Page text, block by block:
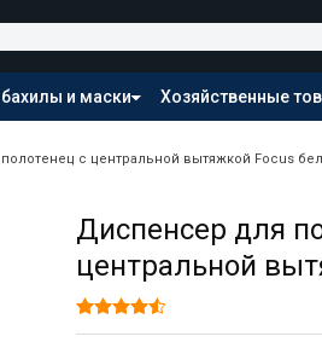
бахилы и маски Хозяйственные
с центральной вытяжкой Focus
Диспенсер для
центральной